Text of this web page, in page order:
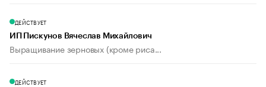
ДЕЙСТВУЕТ
ИП Пискунов Вячеслав Михайлович
Выращивание зерновых (кроме риса...
ДЕЙСТВУЕТ